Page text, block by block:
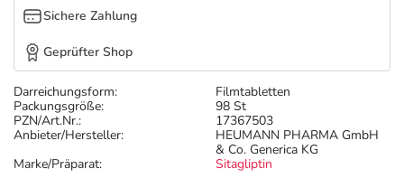
Darreichungsform:
Filmtabletten
Packungsgröße:
98 St
PZN/Art.Nr.:
17367503
Anbieter/Hersteller:
HEUMANN PHARMA GmbH
& Co. Generica KG
Marke/Präparat:
Sitagliptin
Sichere Zahlung
Geprüfter Shop